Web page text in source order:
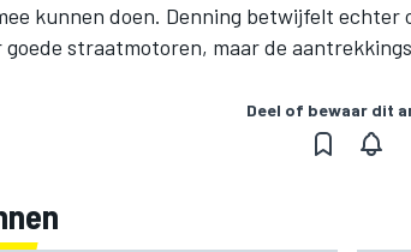
kunnen doen. Denning betwijfelt echter
goede straatmotoren, maar de
Deel of bewaar dit